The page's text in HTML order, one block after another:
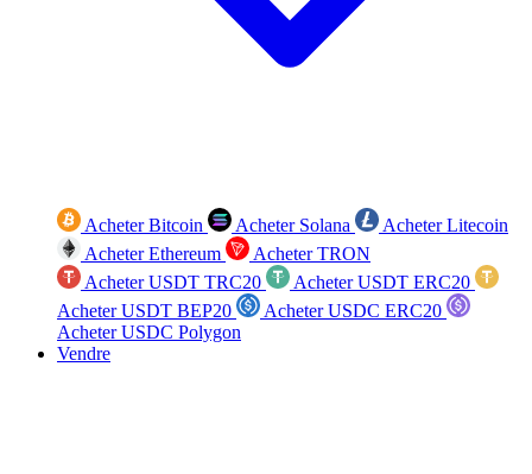
Acheter Bitcoin Acheter Solana
Acheter Litecoin
Acheter Ethereum
Acheter TRON
Acheter USDT TRC20
Acheter USDT ERC20
Acheter USDT BEP20
Acheter USDC ERC20
Acheter USDC Polygon
Vendre